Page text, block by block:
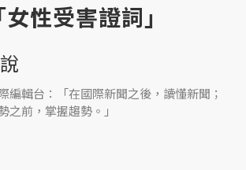
性受害證詞」
編輯台：「在國際新聞之後，讀懂新聞；
之前，掌握趨勢。」